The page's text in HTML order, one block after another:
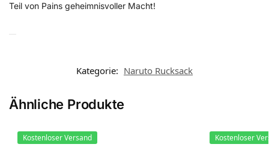
Teil von Pains geheimnisvoller Macht!
Kategorie: Naruto Rucksack
Ähnliche Produkte
Kostenloser Versand Kostenloser